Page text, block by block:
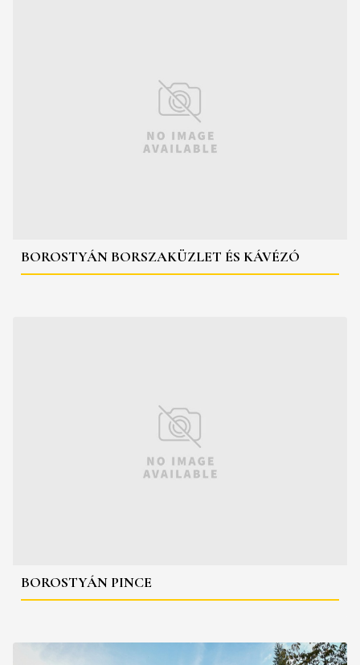
BOROSTYÁN BORSZAKÜZLET ÉS KÁVÉZÓ
BOROSTYÁN PINCE